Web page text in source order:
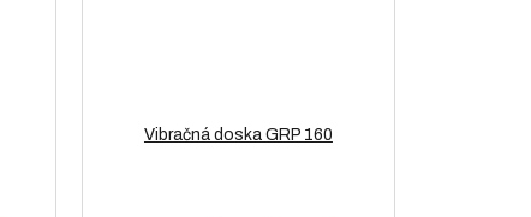
Vibračná doska GRP 160